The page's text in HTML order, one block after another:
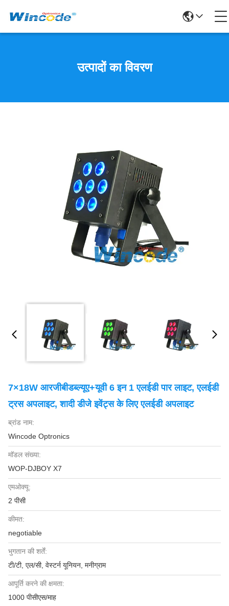
उत्पादों का विवरण
7×18W आरजीबीडब्ल्यूए+यूवी 6 इन 1 एलईडी पार लाइट, एलईडी
ट्रस अपलाइट, शादी डीजे इवेंट्स के लिए एलईडी अपलाइट
ब्रांड नाम:
Wincode Optronics
मॉडल संख्या:
WOP-DJBOY X7
एमओक्यू:
2 पीसी
कीमत:
negotiable
भुगतान की शर्तें:
टी/टी, एल/सी, वेस्टर्न यूनियन, मनीग्राम
आपूर्ति करने की क्षमता:
1000 पीसीएस/माह